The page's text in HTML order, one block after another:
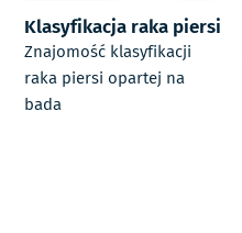
Klasyfikacja raka piersi
Znajomość klasyfikacji
raka piersi opartej na
bada